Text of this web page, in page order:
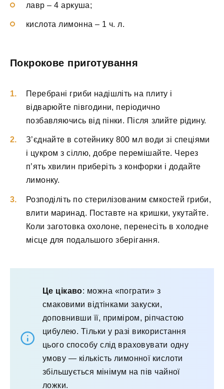
лавр – 4 аркуша;
кислота лимонна – 1 ч. л.
Покрокове приготування
Перебрані гриби надішліть на плиту і
відварюйте півгодини, періодично
позбавляючись від пінки. Після злийте рідину.
З’єднайте в сотейнику 800 мл води зі спеціями
і цукром з сіллю, добре перемішайте. Через
п’ять хвилин приберіть з конфорки і додайте
лимонку.
Розподіліть по стерилізованим ємкостей гриби,
влити маринад. Поставте на кришки, укутайте.
Коли заготовка охолоне, перенесіть в холодне
місце для подальшого зберігання.
Це цікаво: можна «пограти» з
смаковими відтінками закуски,
доповнивши її, приміром, ріпчастою
цибулею. Тільки у разі використання
цього способу слід враховувати одну
умову — кількість лимонної кислоти
збільшується мінімум на пів чайної
ложки.